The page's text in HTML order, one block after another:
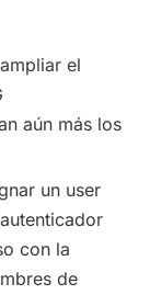
el
aún más los
un user
con la
de